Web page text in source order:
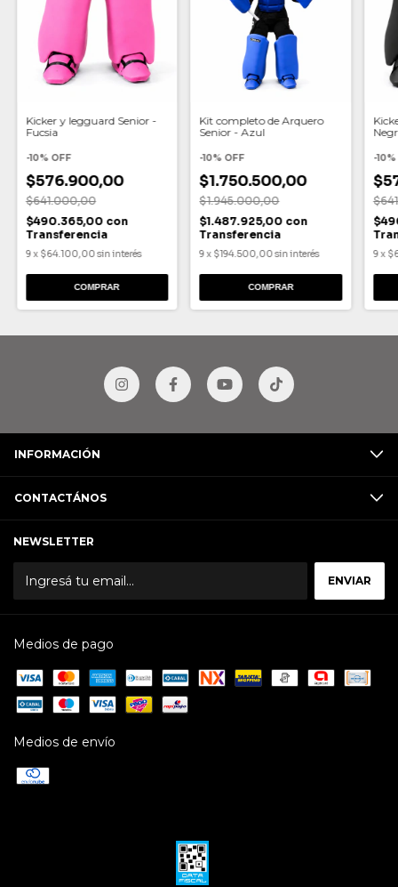
Kicker y legguard Senior -
Fucsia
-10% OFF
$576.900,00
$641.000,00
$490.365,00 con
Transferencia
9x $64.100,00sin interés
COMPRAR
Kit completo de Arquero
Senior - Azul
-10% OFF
$1.750.500,00
$1.945.000,00
$1.487.925,00 con
Transferencia
9x $194.500,00sin interés
COMPRAR
-10%
9x
INFORMACIÓN
CONTACTÁNOS
NEWSLETTER
Medios de pago
Medios de envío